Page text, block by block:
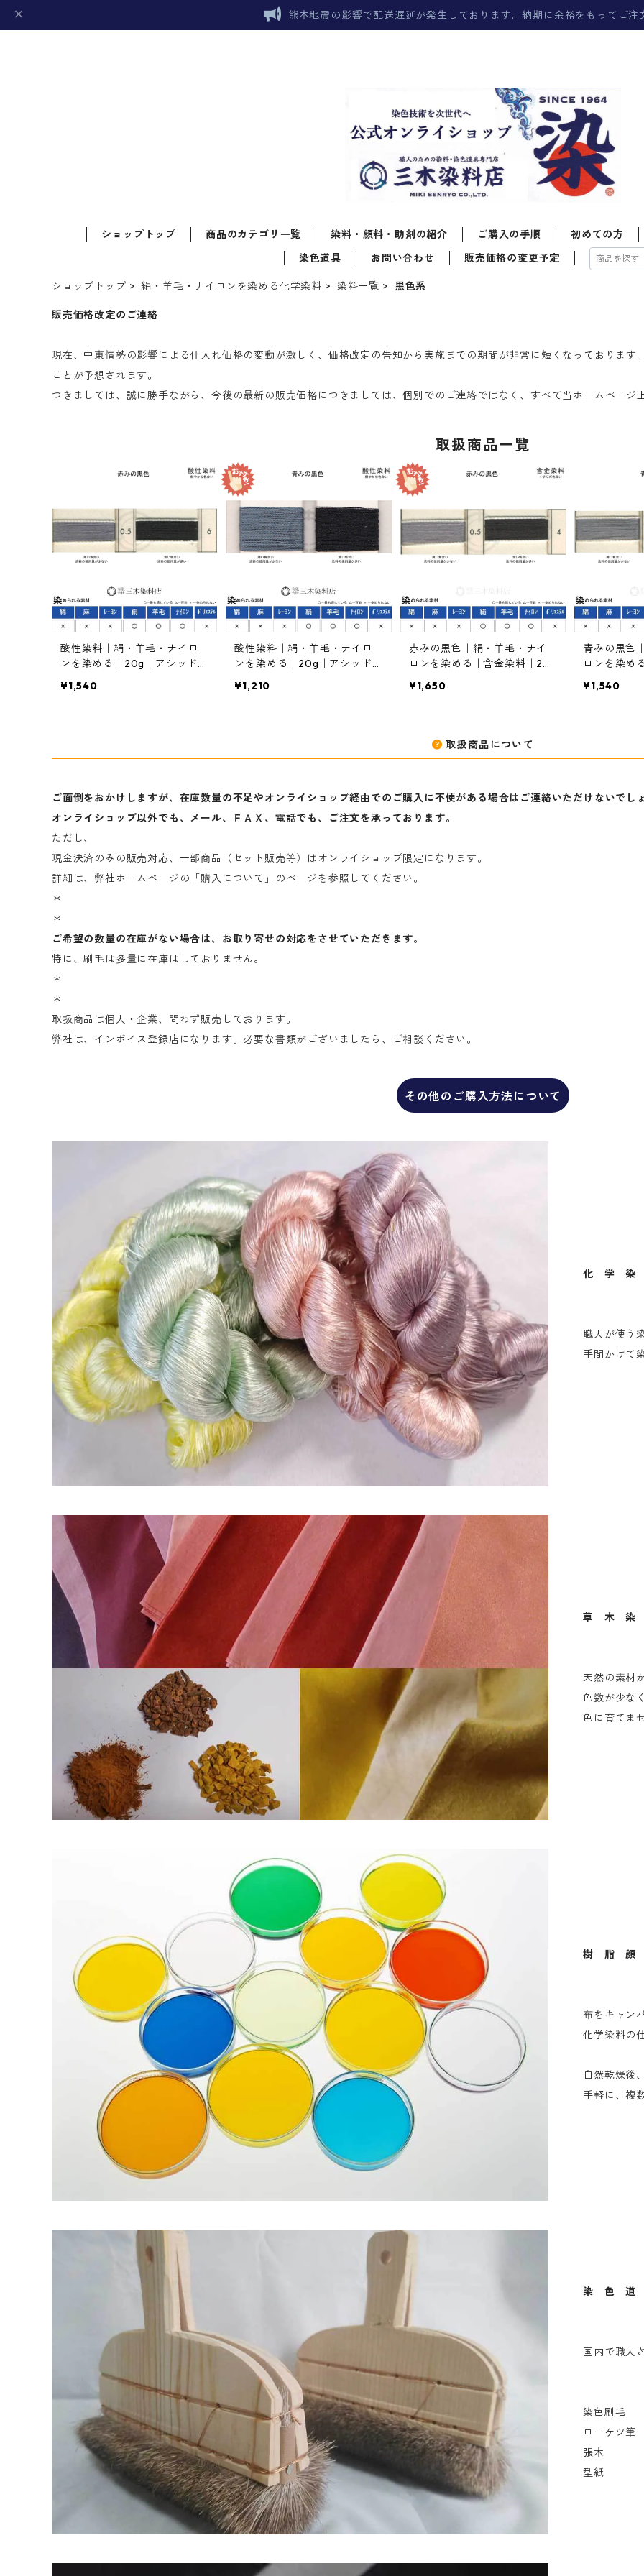
熊本地震の影響で配送遅延が発生しております。納期に余裕をもってご注
ショップトップ 商品のカテゴリ一覧 染料・顔料・助剤の紹介 ご購入の手順
初めての方
染色道具
お問い合わせ 販売価格の変更予定
ショップトップ 絹・羊毛・ナイロンを染める化学染料 染料一覧 黒色系
販売価格改定のご連絡
現在、中東情勢の影響による仕入れ価格の変動が激しく、価格改定の告知から実施までの期間が非常に短くなっておりま
ことが予想されます。
つきましては、誠に勝手ながら、今後の最新の販売価格につきましては、個別でのご連絡ではなく、すべて当ホームページ
取扱商品一覧
酸性染料｜絹・羊毛・ナイロ
ンを染める｜20g｜アシッドミ
黒色）
¥1,540
酸性染料｜絹・羊毛・ナイロ
ンを染める｜20g｜アシッドミ
黒色）
¥1,210
赤みの黒色｜絹・羊毛・ナイ
ロンを染める｜含金染料｜20g
の黒色）
¥1,650
青みの黒色
ロンを染め
の黒色）
¥1,540
取扱商品について
ご面倒をおかけしますが、在庫数量の不足やオンライショップ経由でのご購入に不便がある場合はご連絡いただけないでし
オンライショップ以外でも、メール、ＦＡＸ、電話でも、ご注文を承っております。
ただし、
現金決済のみの販売対応、一部商品（セット販売等）はオンライショップ限定になります。
詳細は、弊社ホームページの 「購入について」
のページを参照してください。
＊
＊
ご希望の数量の在庫がない場合は、お取り寄せの対応をさせていただきます。
特に、刷毛は多量に在庫はしておりません。
＊
＊
取扱商品は個人・企業、問わず販売しております。
弊社は、インボイス登録店になります。必要な書類がございましたら、ご相談ください。
その他のご購入方法について
化 学 染
職人が使う
手間かけて
草 木 染
天然の素材
色数が少な
色に育てま
樹 脂 顔
布をキャン
化学染料の
自然乾燥後
手軽に、複
染 色 道
国内で職人
染色刷毛
ローケツ筆
張木
型紙